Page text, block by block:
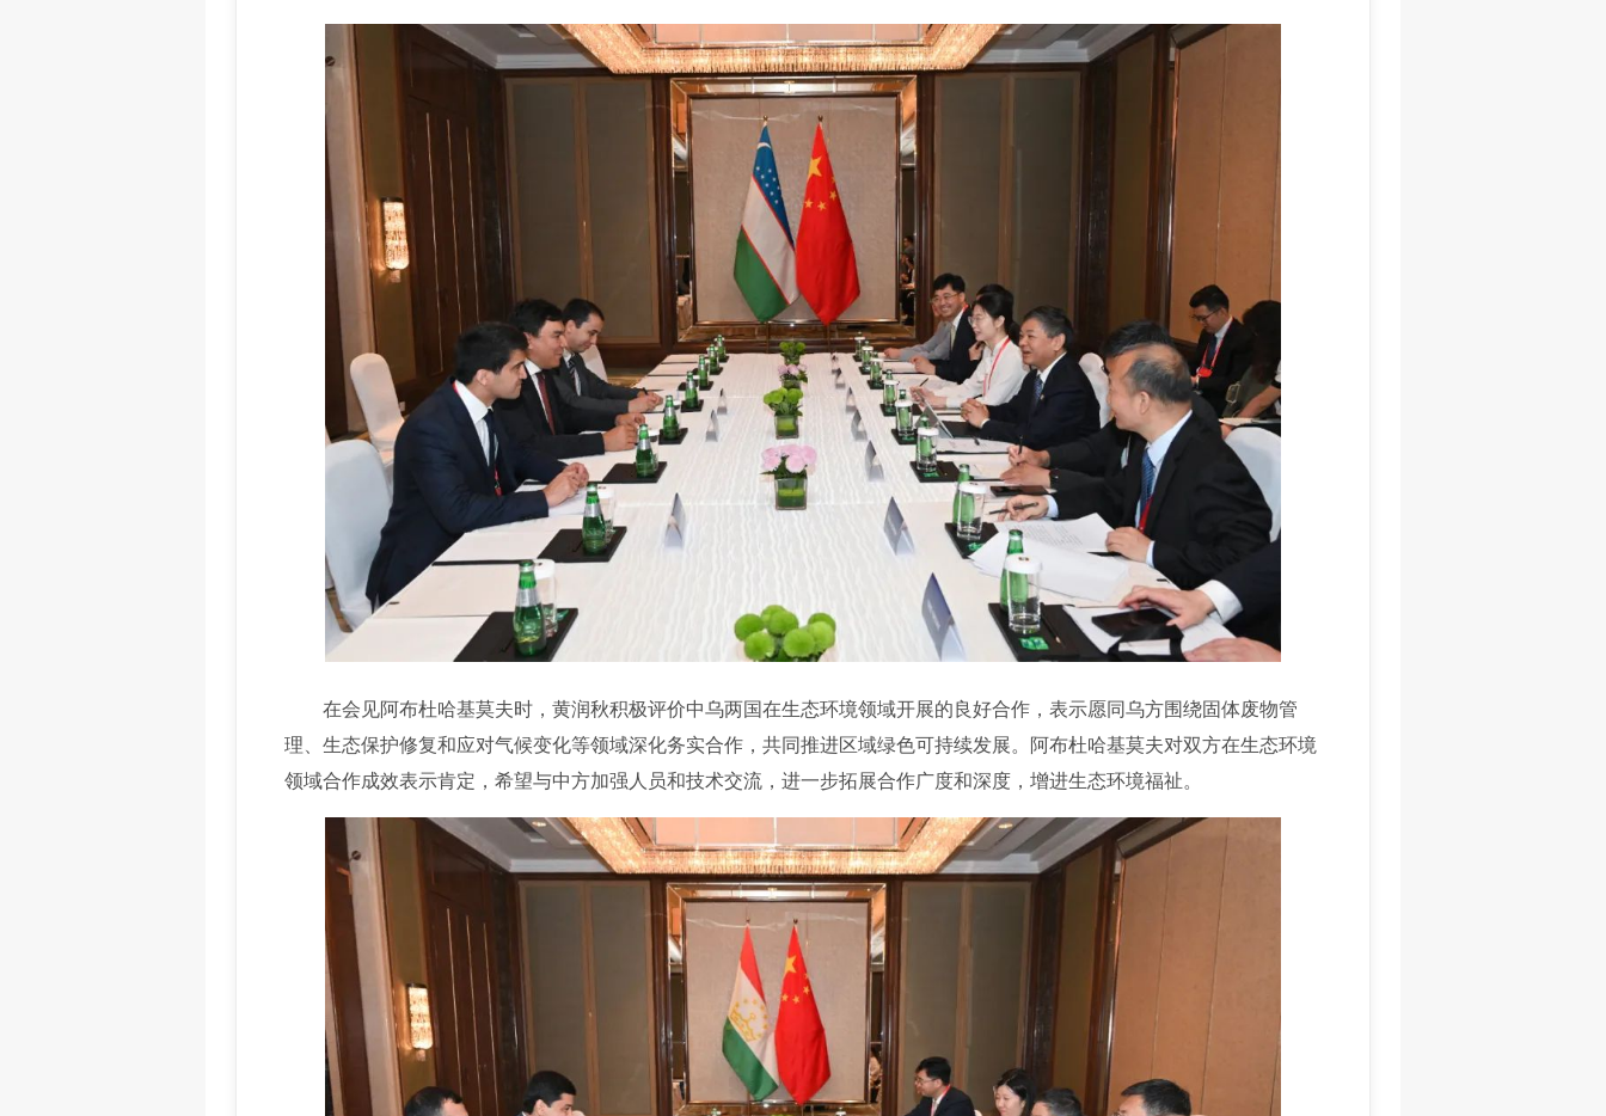
在会见阿布杜哈基莫夫时，黄润秋积极评价中乌两国在生态环境领域开展的良好合作，表示愿同乌方围绕固体废物管
理、生态保护修复和应对气候变化等领域深化务实合作，共同推进区域绿色可持续发展。阿布杜哈基莫夫对双方在生态环境
领域合作成效表示肯定，希望与中方加强人员和技术交流，进一步拓展合作广度和深度，增进生态环境福祉。